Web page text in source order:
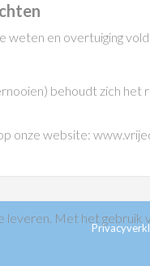
en overtuiging
behoudt zich het
onze website:
Met het